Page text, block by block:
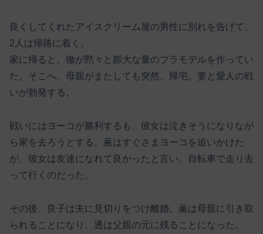
良くしてくれたアイスクリーム屋の男性に別れを告げて、
2人は帰路に着く。
家に帰ると、徹が黙々と膨大な量のプラモデルを作ってい
た。そこへ、母親がまたしても突然、帰宅。妻と愛人の戦
いが勃発する。
戦いにはヨーコが勝利するも、彼女は泣きそうになりなが
ら家を去ろうとする。薫はすぐさまヨーコを追いかけた
が、彼女は友達になれて良かったと言い、自転車で走り去
って行くのだった。
その後、良子は夫に見切りをつけ離婚。薫は母親に引き取
られることになり、透は父親の元に残ることになった。